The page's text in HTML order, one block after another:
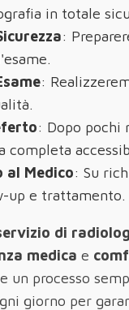
in totale
:
:
: Dopo pochi
completa
al Medico: Su
up e trattamento.
di
medica e
un processo
giorno per